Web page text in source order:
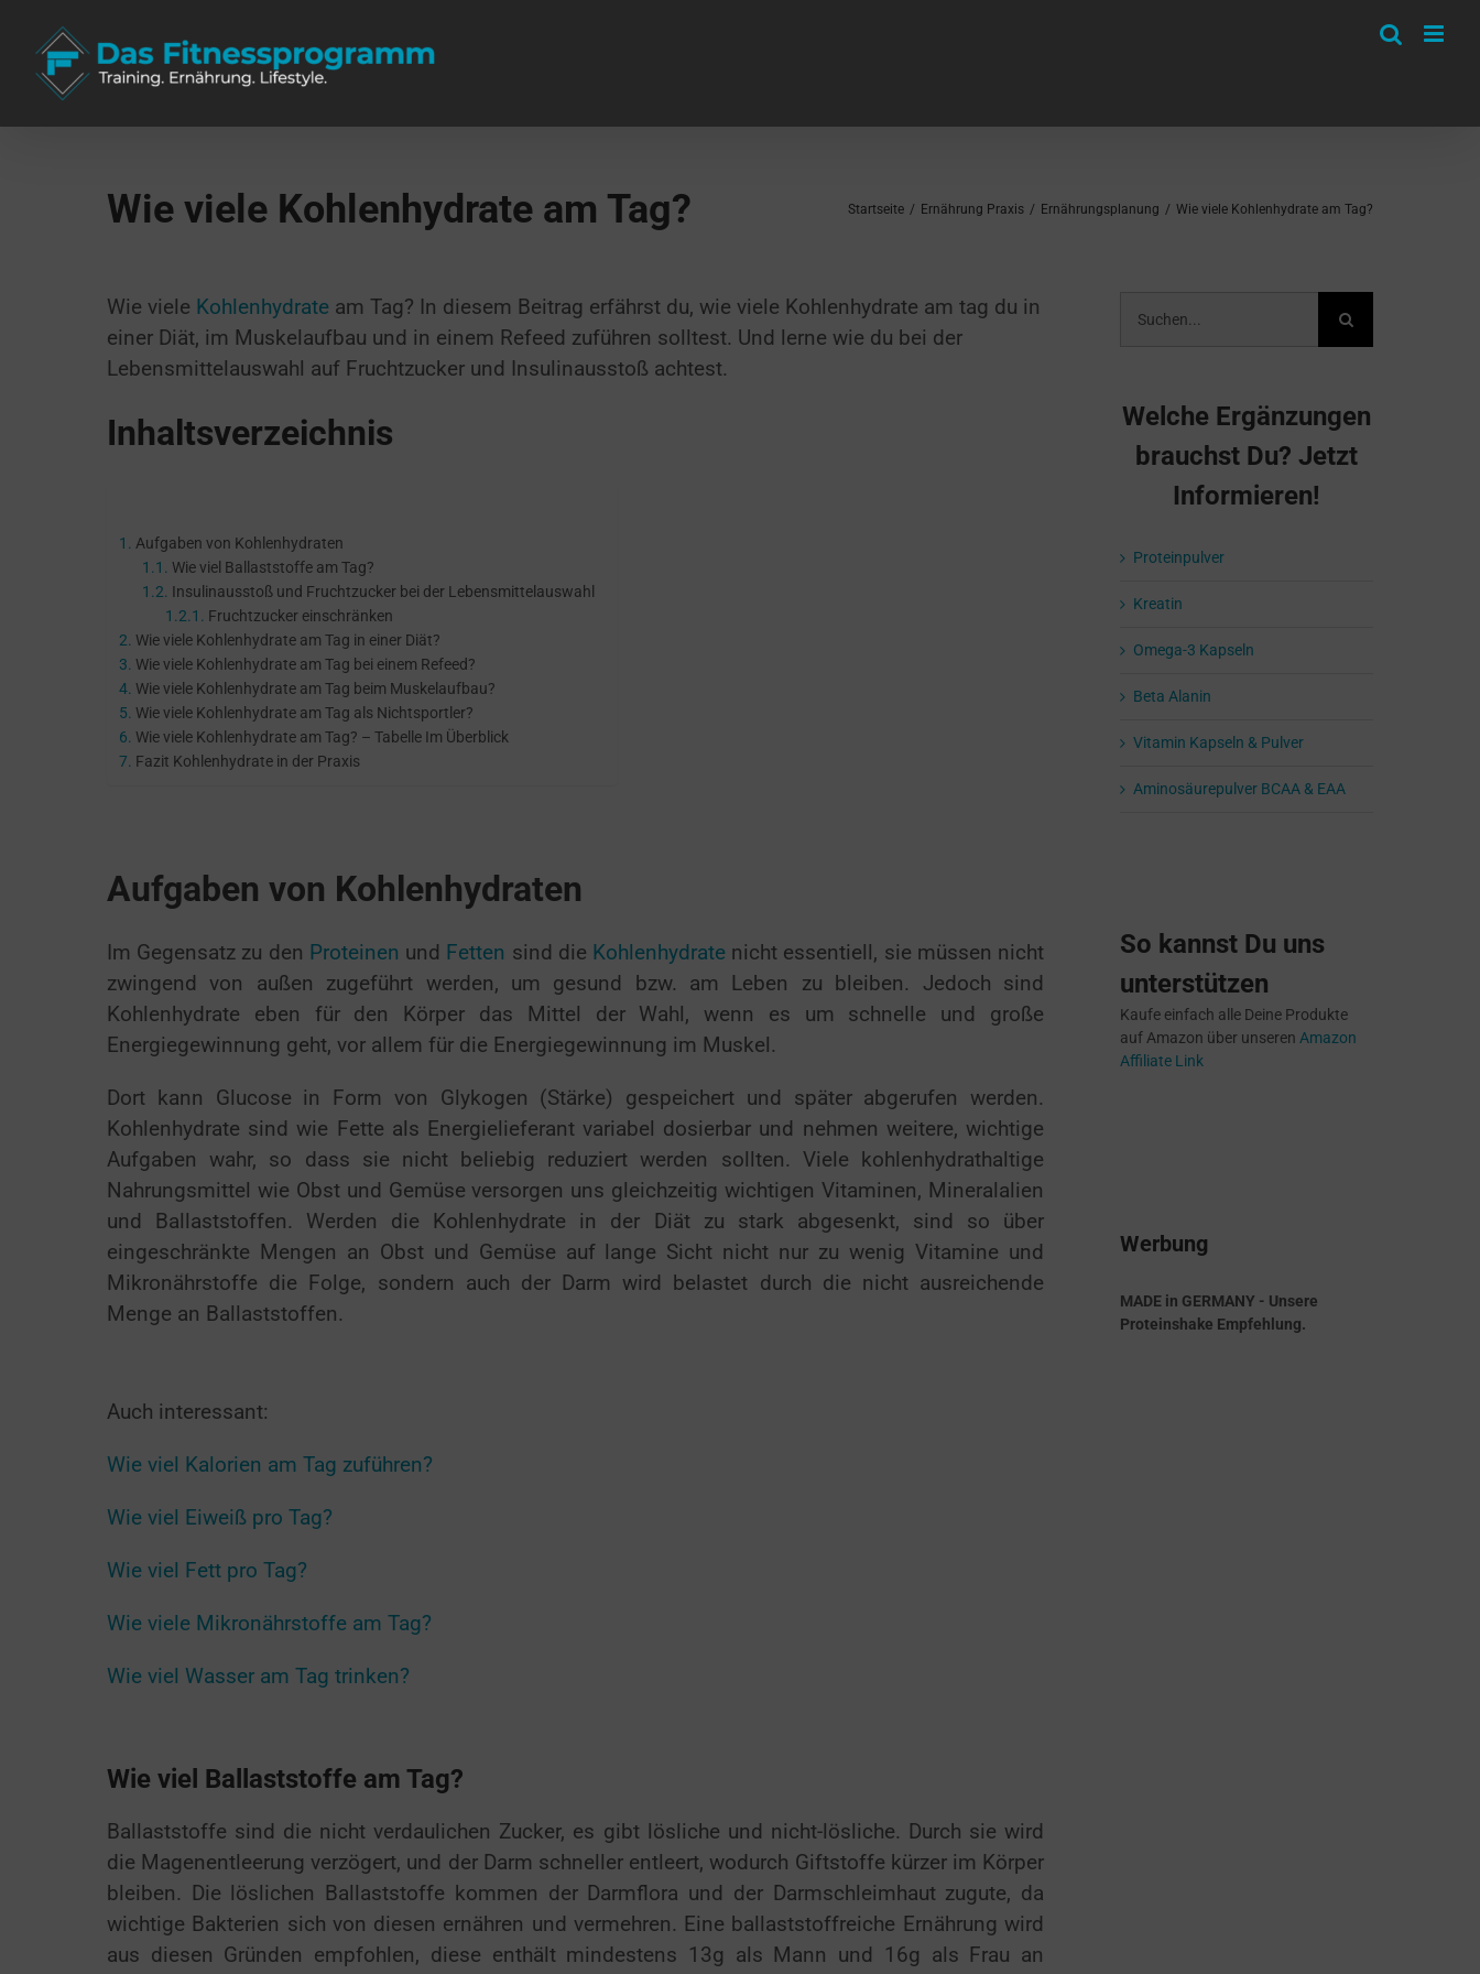
springen
Wie viele Kohlenhydrate am Tag? Startseite / Ernährung Praxis / Ernährungsplanung / Wie viele Kohlenhydrate am Tag?
Wie viele Kohlenhydrate am Tag? In diesem Beitrag erfährst du, wie viele Kohlenhydrate am tag du in
einer Diät, im Muskelaufbau und in einem Refeed zuführen solltest. Und lerne wie du bei der
Lebensmittelauswahl auf Fruchtzucker und Insulinausstoß achtest.
Inhaltsverzeichnis
Aufgaben von Kohlenhydraten
Wie viel Ballaststoffe am Tag?
Insulinausstoß und Fruchtzucker bei der Lebensmittelauswahl
Fruchtzucker einschränken
Wie viele Kohlenhydrate am Tag in einer Diät?
Wie viele Kohlenhydrate am Tag bei einem Refeed?
Wie viele Kohlenhydrate am Tag beim Muskelaufbau?
Wie viele Kohlenhydrate am Tag als Nichtsportler?
Wie viele Kohlenhydrate am Tag? – Tabelle Im Überblick
Fazit Kohlenhydrate in der Praxis
Aufgaben von Kohlenhydraten
Im Gegensatz zu den Proteinen und Fetten sind die Kohlenhydratenicht essentiell, sie müssen nicht
zwingend von außen zugeführt werden, um gesund bzw. am Leben zu bleiben. Jedoch sind
Kohlenhydrate eben für den Körper das Mittel der Wahl, wenn es um schnelle und große
Energiegewinnung geht, vor allem für die Energiegewinnung im Muskel.
Dort kann Glucose in Form von Glykogen (Stärke) gespeichert und später abgerufen werden.
Kohlenhydrate sind wie Fette als Energielieferant variabel dosierbar und nehmen weitere, wichtige
Aufgaben wahr, so dass sie nicht beliebig reduziert werden sollten. Viele kohlenhydrathaltige
Nahrungsmittel wie Obst und Gemüse versorgen uns gleichzeitig wichtigen Vitaminen, Mineralalien
und Ballaststoffen. Werden die Kohlenhydrate in der Diät zu stark abgesenkt, sind so über
eingeschränkte Mengen an Obst und Gemüse auf lange Sicht nicht nur zu wenig Vitamine und
Mikronährstoffe die Folge, sondern auch der Darm wird belastet durch die nicht ausreichende
Menge an Ballaststoffen.
Auch interessant:
Wie viel Kalorien am Tag zuführen?
Wie viel Eiweiß pro Tag?
Wie viel Fett pro Tag?
Wie viele Mikronährstoffe am Tag?
Wie viel Wasser am Tag trinken?
Wie viel Ballaststoffe am Tag?
Ballaststoffe sind die nicht verdaulichen Zucker, es gibt lösliche und nicht-lösliche. Durch sie wird
die Magenentleerung verzögert, und der Darm schneller entleert, wodurch Giftstoffe kürzer im Körper
bleiben. Die löslichen Ballaststoffe kommen der Darmflora und der Darmschleimhaut zugute, da
wichtige Bakterien sich von diesen ernähren und vermehren. Eine ballaststoffreiche Ernährung wird
aus diesen Gründen empfohlen, diese enthält mindestens 13g als Mann und 16g als Frau an
nach:
Welche Ergänzungen
brauchst Du? Jetzt
Informieren!
Proteinpulver
Kreatin
Omega-3 Kapseln
Beta Alanin
Vitamin Kapseln & Pulver
Aminosäurepulver BCAA & EAA
So kannst Du uns
unterstützen
Kaufe einfach alle Deine Produkte
auf Amazon über unseren Amazon
Affiliate Link
Werbung
MADE in GERMANY - Unsere
Proteinshake Empfehlung.